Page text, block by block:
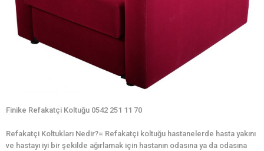
Finike Refakatçi Koltuğu 0542 251 11 70
Refakatçi Koltukları Nedir?= Refakatçi koltuğu hastanelerde hasta yakını
ve hastayı iyi bir şekilde ağırlamak için hastanın odasına ya da odasına